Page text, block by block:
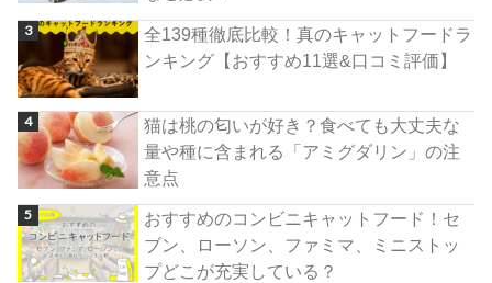
全139種徹底比較！真のキャットフードラ
ンキング【おすすめ11選&口コミ評価】
猫は桃の匂いが好き？食べても大丈夫な
量や種に含まれる「アミグダリン」の注
意点
おすすめのコンビニキャットフード！セ
ブン、ローソン、ファミマ、ミニストッ
プどこが充実している？